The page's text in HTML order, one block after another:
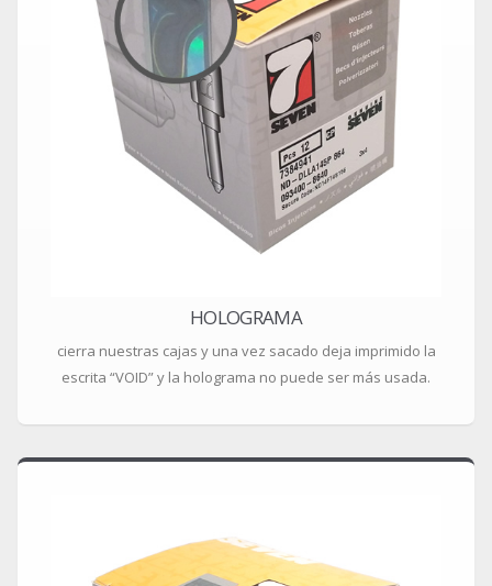
HOLOGRAMA
cierra nuestras cajas y una vez sacado deja imprimido la
escrita “VOID” y la holograma no puede ser más usada.